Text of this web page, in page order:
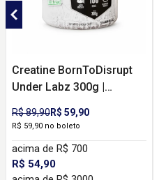
Creatine BornToDisrupt
Under Labz 300g |
Pura para Rotina de
R$ 89,90R$ 59,90
R$ 59,90 no boleto
acima de R$ 700
R$ 54,90